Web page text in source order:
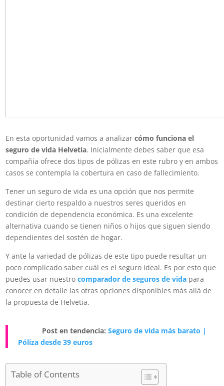
En esta oportunidad vamos a analizarcómo funciona el
seguro de vida Helvetia. Inicialmente debes saber que esa
compañía ofrece dos tipos de pólizas en este rubro y en ambos
casos se contempla la cobertura en caso de fallecimiento.
Tener un seguro de vida es una opción que nos permite
destinar cierto respaldo a nuestros seres queridos en
condición de dependencia económica. Es una excelente
alternativa cuando se tienen niños o hijos que siguen siendo
dependientes del sostén de hogar.
Y ante la variedad de pólizas de este tipo puede resultar un
poco complicado saber cuál es el seguro ideal. Es por esto que
puedes usar nuestrocomparador de seguros de vida para
conocer en detalle las otras opciones disponibles más allá de
la propuesta de Helvetia.
Post en tendencia:Seguro de vida más barato |
Póliza desde 39 euros
Table of Contents